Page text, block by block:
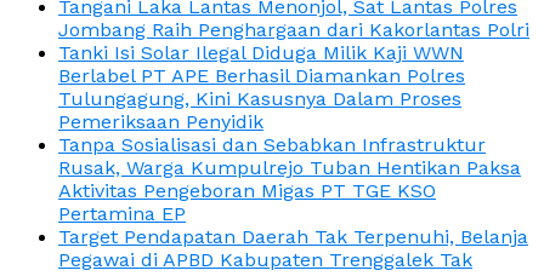
Tangani Laka Lantas Menonjol, Sat Lantas Polres
Jombang Raih Penghargaan dari Kakorlantas Polri
Tanki Isi Solar Ilegal Diduga Milik Kaji WWN
Berlabel PT APE Berhasil Diamankan Polres
Tulungagung, Kini Kasusnya Dalam Proses
Pemeriksaan Penyidik
Tanpa Sosialisasi dan Sebabkan Infrastruktur
Rusak, Warga Kumpulrejo Tuban Hentikan Paksa
Aktivitas Pengeboran Migas PT TGE KSO
Pertamina EP
Target Pendapatan Daerah Tak Terpenuhi, Belanja
Pegawai di APBD Kabupaten Trenggalek Tak